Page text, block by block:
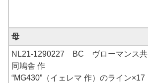
母
NL21-1290227 BC ヴローマンス共
同鳩舎 作
“MG430”（イェレマ 作）のライン×17